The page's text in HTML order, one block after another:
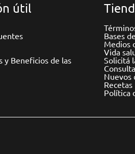
útil
y Beneficios de las
Bases
Medios
Vida
Solicitá
Nuevos
Recetas
Política